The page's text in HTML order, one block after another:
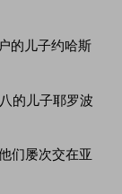
的儿子约哈斯
的儿子耶罗波
们屡次交在亚